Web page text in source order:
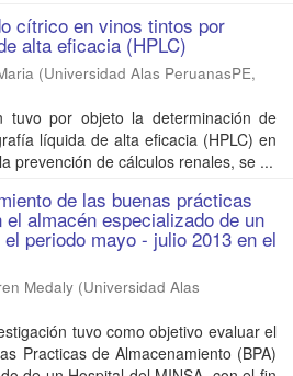
cítrico en vinos tintos por
alta eficacia (HPLC)
(Universidad Alas PeruanasPE,
tuvo por objeto la determinación de
líquida de alta eficacia (HPLC) en
prevención de cálculos renales, se ...
de las buenas prácticas
almacén especializado de un
periodo mayo - julio 2013 en el
Medaly (Universidad Alas
tuvo como objetivo evaluar el
Practicas de Almacenamiento (BPA)